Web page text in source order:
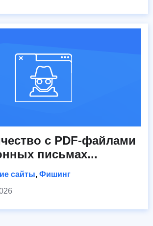
с PDF-файлами
письмах...
сайты, Фишинг